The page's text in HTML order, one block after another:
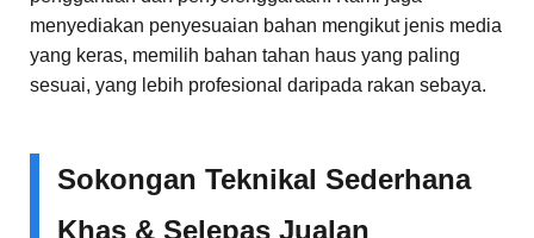
menyediakan penyesuaian bahan mengikut jenis media
yang keras, memilih bahan tahan haus yang paling
sesuai, yang lebih profesional daripada rakan sebaya.
Sokongan Teknikal Sederhana
Khas & Selepas Jualan